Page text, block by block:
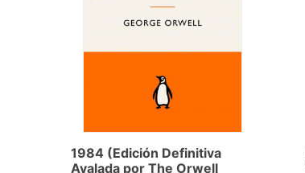
1984 (Edición Definitiva
Avalada por The Orwell